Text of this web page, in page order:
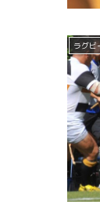
ラグビ